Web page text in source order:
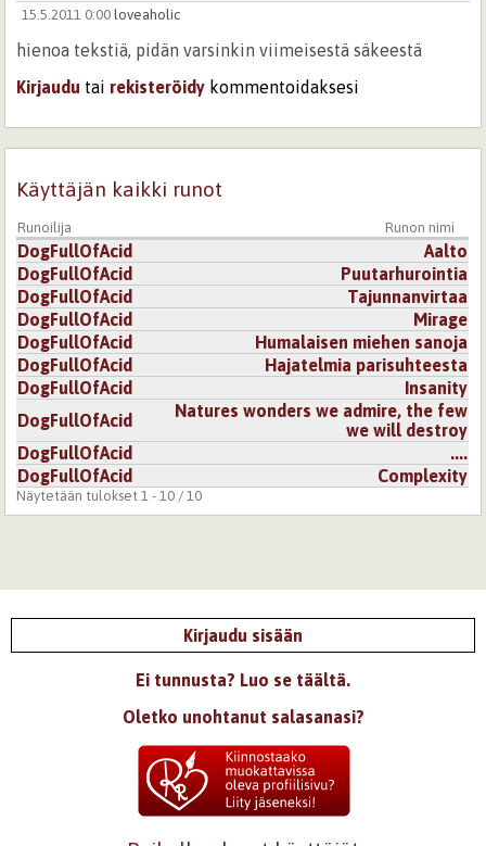
15.5.2011 0:00 loveaholic
hienoa tekstiä, pidän varsinkin viimeisestä säkeestä
Kirjaudu tai rekisteröidy kommentoidaksesi
Käyttäjän kaikki runot
Runoilija Runon nimi
DogFullOfAcid
Aalto
DogFullOfAcid
Puutarhurointia
DogFullOfAcid
Tajunnanvirtaa
DogFullOfAcid
Mirage
DogFullOfAcid
Humalaisen miehen sanoja
DogFullOfAcid
Hajatelmia parisuhteesta
DogFullOfAcid
Insanity
DogFullOfAcid
Natures wonders we admire, the few
we will destroy
DogFullOfAcid
....
DogFullOfAcid
Complexity
Näytetään tulokset 1 - 10 / 10
Kirjaudu sisään
Ei tunnusta? Luo se täältä.
Oletko unohtanut salasanasi?